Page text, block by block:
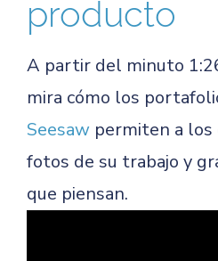
producto
A partir del minuto
mira cómo los
Seesaw permiten a
fotos de su trabajo y
que piensan.